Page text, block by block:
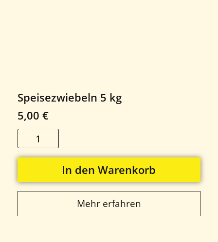
Speisezwiebeln 5 kg
5,00 €
In den Warenkorb
Mehr erfahren